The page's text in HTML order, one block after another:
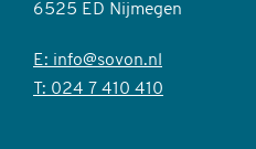
6525 ED Nijmegen
E: info@sovon.nl
T: 024 7 410 410